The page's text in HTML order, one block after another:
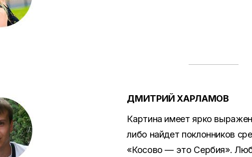
ДМИТРИЙ ХАРЛАМОВ
Картина имеет ярко
либо найдет поклонников
«Косово — это Сербия».